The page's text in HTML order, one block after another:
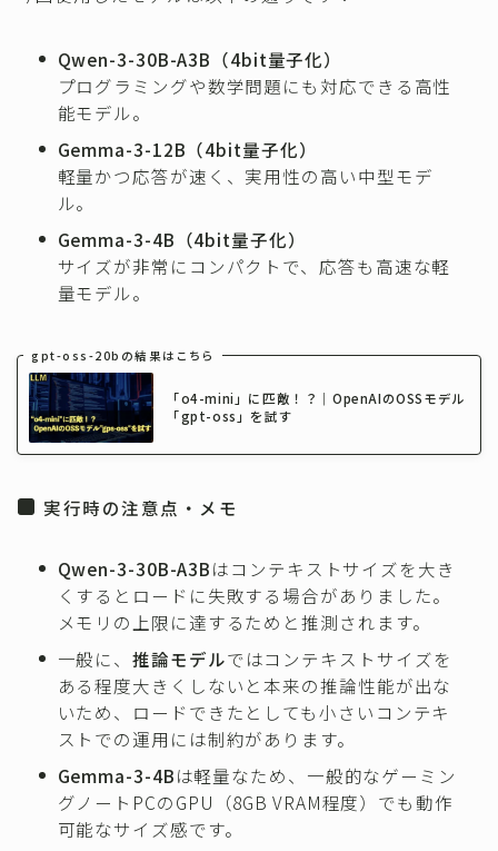
Qwen-3-30B-A3B（4bit量子化）
プログラミングや数学問題にも対応できる高性
能モデル。
Gemma-3-12B（4bit量子化）
軽量かつ応答が速く、実用性の高い中型モデ
ル。
Gemma-3-4B（4bit量子化）
サイズが非常にコンパクトで、応答も高速な軽
量モデル。
gpt-oss-20bの結果はこちら
「o4-mini」に匹敵！？｜OpenAIのOSSモデル
「gpt-oss」を試す
実行時の注意点・メモ
Qwen-3-30B-A3Bはコンテキストサイズを大き
くするとロードに失敗する場合がありました。
メモリの上限に達するためと推測されます。
一般に、推論モデルではコンテキストサイズを
ある程度大きくしないと本来の推論性能が出な
いため、ロードできたとしても小さいコンテキ
ストでの運用には制約があります。
Gemma-3-4Bは軽量なため、一般的なゲーミン
グノートPCのGPU（8GB VRAM程度）でも動作
可能なサイズ感です。